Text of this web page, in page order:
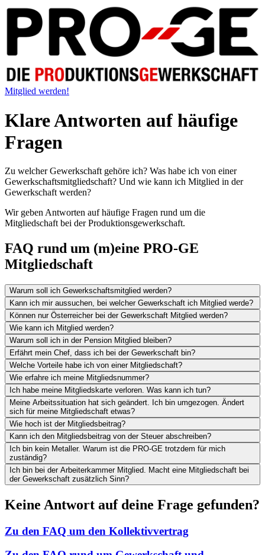
Mitglied werden!
Klare Antworten auf häufige
Fragen
Zu welcher Gewerkschaft gehöre ich? Was habe ich von einer
Gewerkschaftsmitgliedschaft? Und wie kann ich Mitglied in der
Gewerkschaft werden?
Wir geben Antworten auf häufige Fragen rund um die
Mitgliedschaft bei der Produktionsgewerkschaft.
FAQ rund um (m)eine PRO-GE
Mitgliedschaft
Warum soll ich Gewerkschaftsmitglied werden?
Kann ich mir aussuchen, bei welcher Gewerkschaft ich Mitglied werde?
Können nur Österreicher bei der Gewerkschaft Mitglied werden?
Wie kann ich Mitglied werden?
Warum soll ich in der Pension Mitglied bleiben?
Erfährt mein Chef, dass ich bei der Gewerkschaft bin?
Welche Vorteile habe ich von einer Mitgliedschaft?
Wie erfahre ich meine Mitgliedsnummer?
Ich habe meine Mitgliedskarte verloren. Was kann ich tun?
Meine Arbeitssituation hat sich geändert. Ich bin umgezogen. Ändert
sich für meine Mitgliedschaft etwas?
Wie hoch ist der Mitgliedsbeitrag?
Kann ich den Mitgliedsbeitrag von der Steuer abschreiben?
Ich bin kein Metaller. Warum ist die PRO-GE trotzdem für mich
zuständig?
Ich bin bei der Arbeiterkammer Mitglied. Macht eine Mitgliedschaft bei
der Gewerkschaft zusätzlich Sinn?
Keine Antwort auf deine Frage gefunden?
Zu den FAQ um den Kollektivvertrag